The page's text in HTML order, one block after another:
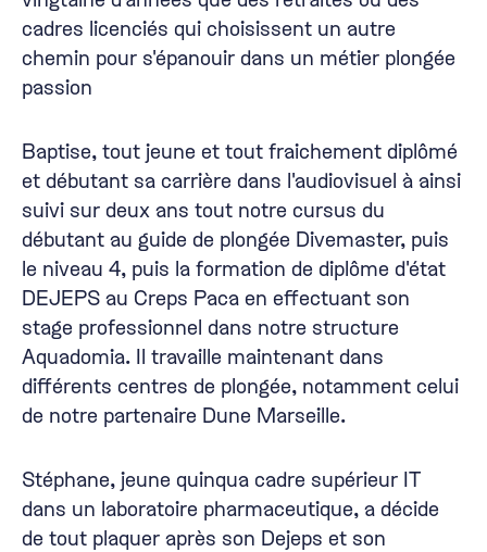
cadres licenciés qui choisissent un autre
chemin pour s'épanouir dans un métier plongée
passion
Baptise, tout jeune et tout fraichement diplômé
et débutant sa carrière dans l'audiovisuel à ainsi
suivi sur deux ans tout notre cursus du
débutant au guide de plongée Divemaster, puis
le niveau 4, puis la formation de diplôme d'état
DEJEPS au Creps Paca en effectuant son
stage professionnel dans notre structure
Aquadomia. Il travaille maintenant dans
différents centres de plongée, notamment celui
de notre partenaire Dune Marseille.
Stéphane, jeune quinqua cadre supérieur IT
dans un laboratoire pharmaceutique, a décide
de tout plaquer après son Dejeps et son